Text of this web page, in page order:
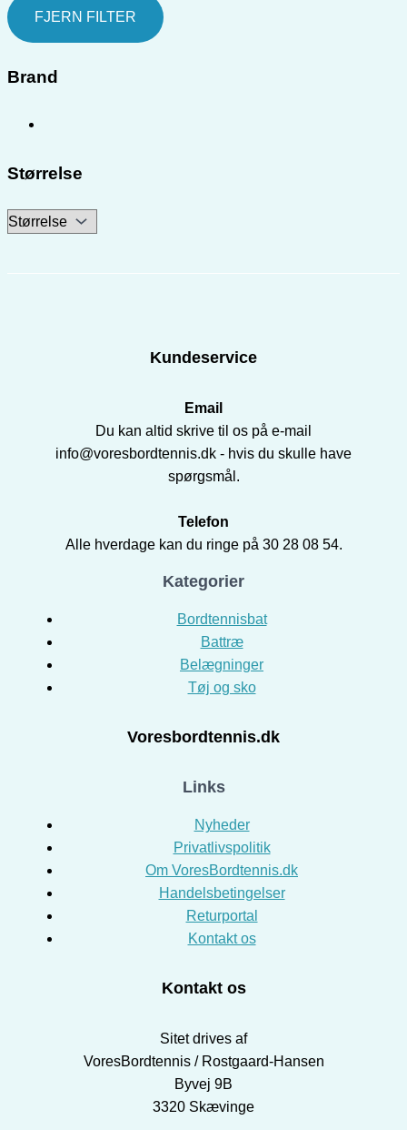
FJERN FILTER
Brand
Størrelse
Kundeservice
Email
Du kan altid skrive til os på e-mail
info@voresbordtennis.dk - hvis du skulle have
spørgsmål.
Telefon
Alle hverdage kan du ringe på 30 28 08 54.
Kategorier
Bordtennisbat
Battræ
Belægninger
Tøj og sko
Voresbordtennis.dk
Links
Nyheder
Privatlivspolitik
Om VoresBordtennis.dk
Handelsbetingelser
Returportal
Kontakt os
Kontakt os
Sitet drives af
VoresBordtennis / Rostgaard-Hansen
Byvej 9B
3320 Skævinge